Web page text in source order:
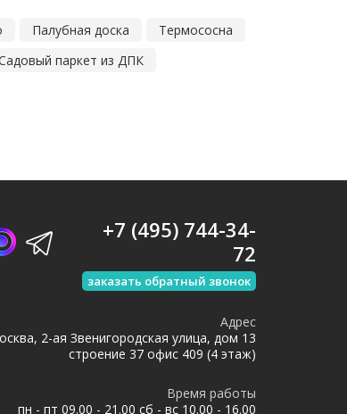
Палубная доска
Термососна
паркет из ДПК
+7 (495) 744-34-
72
заказать обратный звонок
Адрес
2-ая Звенигородская улица, дом 13
строение 37 офис 409 (4 этаж)
Время работы
пн - пт 09.00 - 21.00 сб - вс 10.00 - 16.00